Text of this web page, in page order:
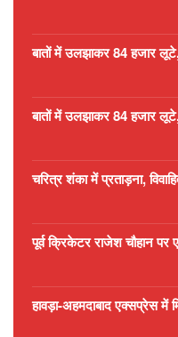
बातों में उलझाकर 84 हजार
बातों में उलझाकर 84 हजार
चरित्र शंका में प्रताड़ना,
पूर्व क्रिकेटर राजेश चौहान
हावड़ा-अहमदाबाद एक्सप्रेस में